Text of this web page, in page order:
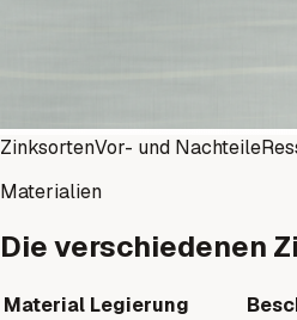
ZinksortenVor- und Nachteile
Materialien
Die verschiedenen
Material Legierung